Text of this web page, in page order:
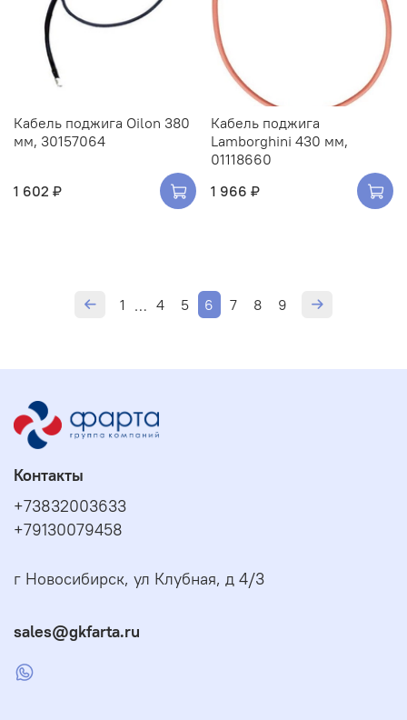
Кабель поджига Oilon 380
мм, 30157064
1 602 ₽
Кабель поджига
Lamborghini 430 мм,
01118660
1 966 ₽
1 … 4 5 6 7 8 9
Контакты
+73832003633
+79130079458
г Новосибирск, ул Клубная, д 4/3
sales@gkfarta.ru